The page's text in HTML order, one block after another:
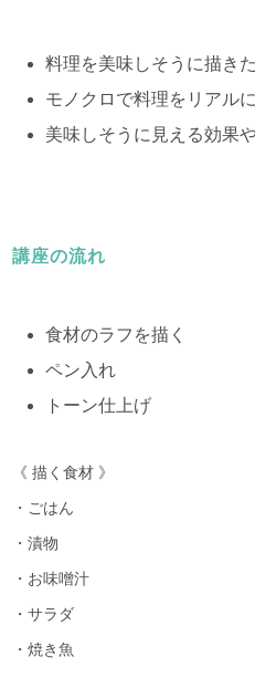
料理を美味しそうに描き
モノクロで料理をリアル
美味しそうに見える効果
講座の流れ
食材のラフを描く
ペン入れ
トーン仕上げ
《 描く食材 》
・ごはん
・漬物
・お味噌汁
・サラダ
・焼き魚